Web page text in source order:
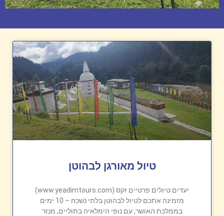
טיול מאורגן לבהוטן
יעדים טיולים פרטיים זקס (www.yeadimtours.com)
מזמינה אתכם לטיול לבהוטן בלתי נשכח – 10 ימים
בממלכת האושר, עם נופי הימלאיה בתוליים, מנזר